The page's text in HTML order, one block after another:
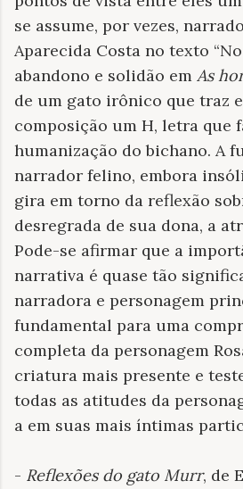
se assume, por vezes,
Aparecida Costa no texto
abandono e solidão em As
de um gato irônico que traz
composição um H, letra que
humanização do bichano. A
narrador felino, embora
gira em torno da reflexão
desregrada de sua dona, a
Pode-se afirmar que a
narrativa é quase tão
narradora e personagem
fundamental para uma
completa da personagem
criatura mais presente e
todas as atitudes da
a em suas mais íntimas
- Reflexões do gato Murr, de